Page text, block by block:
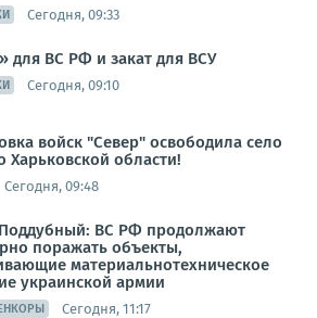
Сегодня, 09:33
для ВС РФ и закат для ВСУ
Сегодня, 09:10
войск "Север" освободила село
Харьковской области!
Сегодня, 09:48
Поддубный: ВС РФ продолжают
поражать объекты,
материальнотехническое
украинской армии
Сегодня, 11:17